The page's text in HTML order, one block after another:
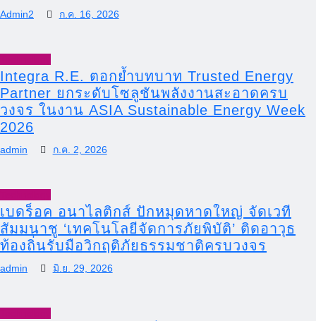
Admin2 ก.ค. 16, 2026
Integra R.E. ตอกย้ำบทบาท Trusted Energy
Partner ยกระดับโซลูชันพลังงานสะอาดครบ
วงจร ในงาน ASIA Sustainable Energy Week
2026
admin ก.ค. 2, 2026
เบดร็อค อนาไลติกส์ ปักหมุดหาดใหญ่ จัดเวที
สัมมนาชู ‘เทคโนโลยีจัดการภัยพิบัติ’ ติดอาวุธ
ท้องถิ่นรับมือวิกฤติภัยธรรมชาติครบวงจร
admin มิ.ย. 29, 2026